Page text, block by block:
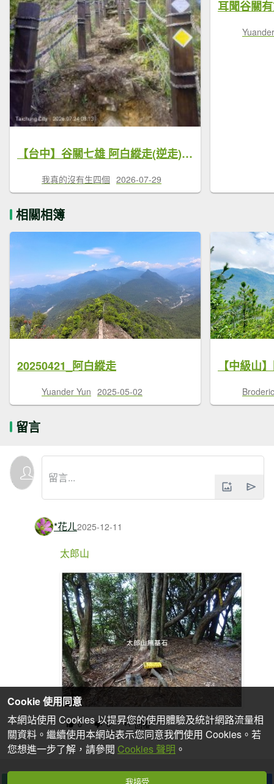
【台中】谷關七雄 阿白縱走(逆走)O型
我真的沒有生四個 2026-07-29
相關相簿
20250421_阿白縱走
Yuander Yun 2025-05-02
留言
*花ㄦ2025-12-11
太郎山
0 0 回覆
Cookie 使用同意
本網站使用 Cookies 以提昇您的使用體驗及統計網路流量相
關資料。繼續使用本網站表示您同意我們使用 Cookies。若
您想進一步了解，請參閱 Cookies 聲明 。